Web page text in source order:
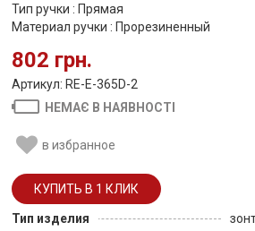
Тип ручки : Прямая
Материал ручки : Прорезиненный
802 грн.
Артикул: RE-E-365D-2
НЕМАЄ В НАЯВНОСТІ
в избранное
Тип изделия